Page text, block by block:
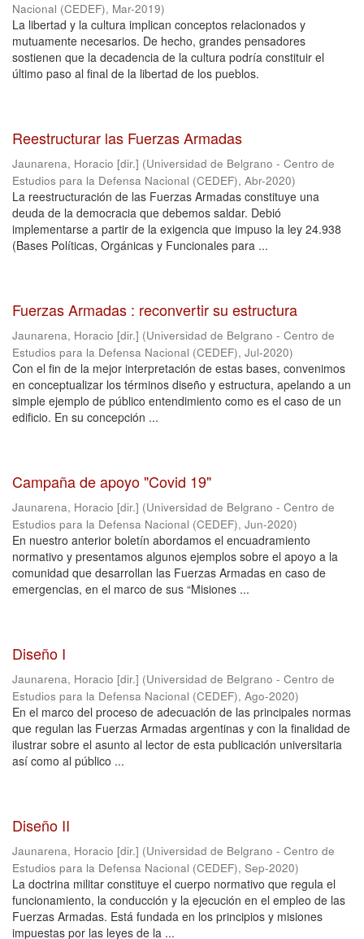
Nacional (CEDEF), Mar-2019)
La libertad y la cultura implican conceptos relacionados y
mutuamente necesarios. De hecho, grandes pensadores
sostienen que la decadencia de la cultura podría constituir el
último paso al final de la libertad de los pueblos.
Reestructurar las Fuerzas Armadas
Jaunarena, Horacio [dir.] (Universidad de Belgrano - Centro de
Estudios para la Defensa Nacional (CEDEF), Abr-2020)
La reestructuración de las Fuerzas Armadas constituye una
deuda de la democracia que debemos saldar. Debió
implementarse a partir de la exigencia que impuso la ley 24.938
(Bases Políticas, Orgánicas y Funcionales para ...
Fuerzas Armadas : reconvertir su estructura
Jaunarena, Horacio [dir.] (Universidad de Belgrano - Centro de
Estudios para la Defensa Nacional (CEDEF), Jul-2020)
Con el fin de la mejor interpretación de estas bases, convenimos
en conceptualizar los términos diseño y estructura, apelando a un
simple ejemplo de público entendimiento como es el caso de un
edificio. En su concepción ...
Campaña de apoyo "Covid 19"
Jaunarena, Horacio [dir.] (Universidad de Belgrano - Centro de
Estudios para la Defensa Nacional (CEDEF), Jun-2020)
En nuestro anterior boletín abordamos el encuadramiento
normativo y presentamos algunos ejemplos sobre el apoyo a la
comunidad que desarrollan las Fuerzas Armadas en caso de
emergencias, en el marco de sus “Misiones ...
Diseño I
Jaunarena, Horacio [dir.] (Universidad de Belgrano - Centro de
Estudios para la Defensa Nacional (CEDEF), Ago-2020)
En el marco del proceso de adecuación de las principales normas
que regulan las Fuerzas Armadas argentinas y con la finalidad de
ilustrar sobre el asunto al lector de esta publicación universitaria
así como al público ...
Diseño II
Jaunarena, Horacio [dir.] (Universidad de Belgrano - Centro de
Estudios para la Defensa Nacional (CEDEF), Sep-2020)
La doctrina militar constituye el cuerpo normativo que regula el
funcionamiento, la conducción y la ejecución en el empleo de las
Fuerzas Armadas. Está fundada en los principios y misiones
impuestas por las leyes de la ...